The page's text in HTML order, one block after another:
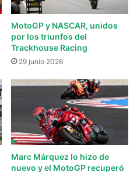
MotoGP y NASCAR, unidos
por los triunfos del
Trackhouse Racing
29 junio 2026
Marc Márquez lo hizo de
nuevo y el MotoGP recuperó